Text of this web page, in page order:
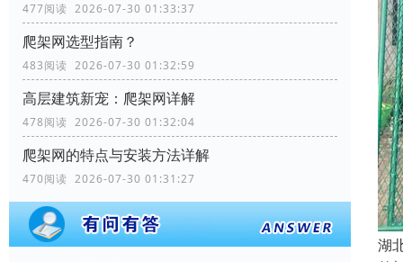
477阅读 2026-07-30 01:33:37
爬架网选型指南？
483阅读 2026-07-30 01:32:59
高层建筑新宠：爬架网详解
478阅读 2026-07-30 01:32:04
爬架网的特点与安装方法详解
470阅读 2026-07-30 01:31:27
湖